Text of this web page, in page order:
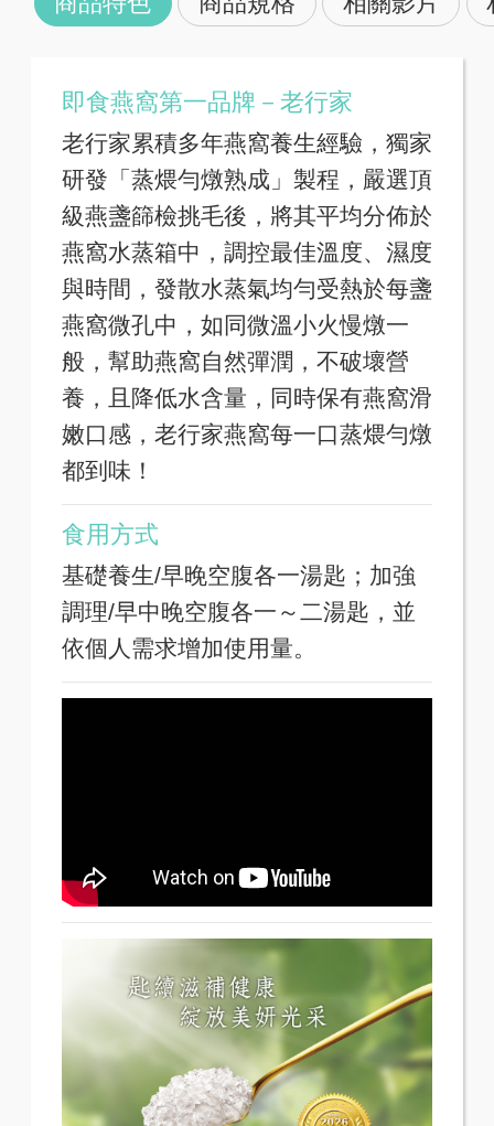
即食燕窩第一品牌－老行家
老行家累積多年燕窩養生經驗，獨家
研發「蒸煨勻燉熟成」製程，嚴選頂
級燕盞篩檢挑毛後，將其平均分佈於
燕窩水蒸箱中，調控最佳溫度、濕度
與時間，發散水蒸氣均勻受熱於每盞
燕窩微孔中，如同微溫小火慢燉一
般，幫助燕窩自然彈潤，不破壞營
養，且降低水含量，同時保有燕窩滑
嫩口感，老行家燕窩每一口蒸煨勻燉
都到味！
食用方式
基礎養生/早晚空腹各一湯匙；加強
調理/早中晚空腹各一～二湯匙，並
依個人需求增加使用量。